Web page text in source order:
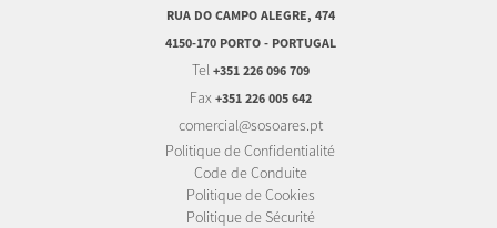
RUA DO CAMPO ALEGRE, 474
4150-170 PORTO - PORTUGAL
Tel +351 226 096 709
Fax +351 226 005 642
comercial@sosoares.pt
Politique de Confidentialité
Code de Conduite
Politique de Cookies
Politique de Sécurité